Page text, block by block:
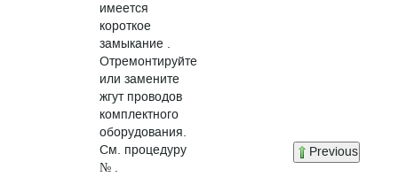
имеется
короткое
замыкание .
Отремонтируйте
или замените
жгут проводов
комплектного
оборудования.
См. процедуру
№ .
Previous